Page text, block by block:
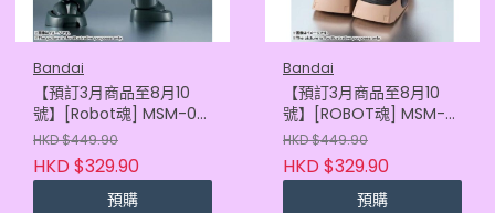
Bandai
【預訂3月商品至8月10
號】[Robot魂] MSM-07
魔蟹 量產型 ver.A.N.I.M.E.
(2027年版)
(4580886842452)
HKD $449.90
HKD $329.90
預購
Bandai
【預訂3月商品至8月10
號】[ROBOT魂] MSM-
04 龜霸 VER. A.N.I.M.E.
(2027年版)
(4580886842445)
HKD $449.90
HKD $329.90
預購